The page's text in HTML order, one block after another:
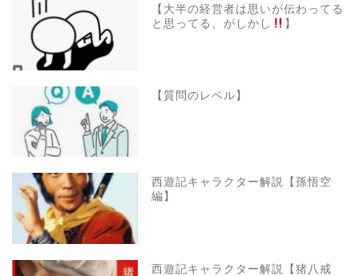
【大半の経営者は思いが伝わってる
と思ってる、がしかし
】
【質問のレベル】
西遊記キャラクター解説【孫悟空
編】
西遊記キャラクター解説【猪八戒